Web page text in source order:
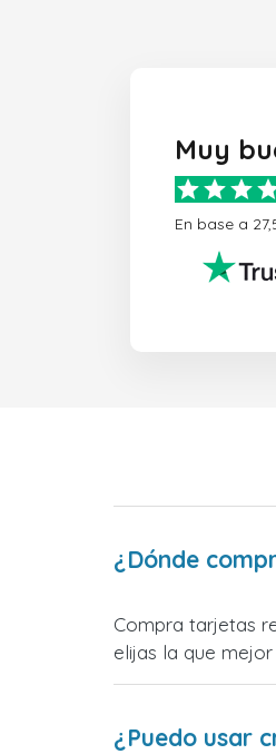
Muy
En base a
¿Dónde
Compra tarjetas
elijas la que
¿Puedo usar